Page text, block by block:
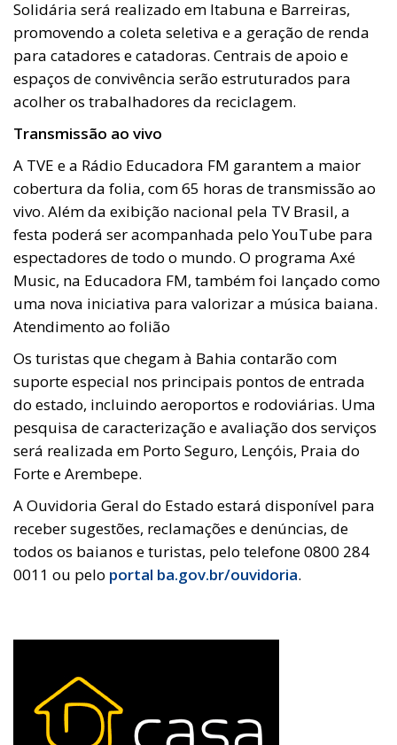
Solidária será realizado em Itabuna e Barreiras,
promovendo a coleta seletiva e a geração de renda
para catadores e catadoras. Centrais de apoio e
espaços de convivência serão estruturados para
acolher os trabalhadores da reciclagem.
Transmissão ao vivo
A TVE e a Rádio Educadora FM garantem a maior
cobertura da folia, com 65 horas de transmissão ao
vivo. Além da exibição nacional pela TV Brasil, a
festa poderá ser acompanhada pelo YouTube para
espectadores de todo o mundo. O programa Axé
Music, na Educadora FM, também foi lançado como
uma nova iniciativa para valorizar a música baiana.
Atendimento ao folião
Os turistas que chegam à Bahia contarão com
suporte especial nos principais pontos de entrada
do estado, incluindo aeroportos e rodoviárias. Uma
pesquisa de caracterização e avaliação dos serviços
será realizada em Porto Seguro, Lençóis, Praia do
Forte e Arembepe.
A Ouvidoria Geral do Estado estará disponível para
receber sugestões, reclamações e denúncias, de
todos os baianos e turistas, pelo telefone 0800 284
0011 ou pelo portal ba.gov.br/ouvidoria.